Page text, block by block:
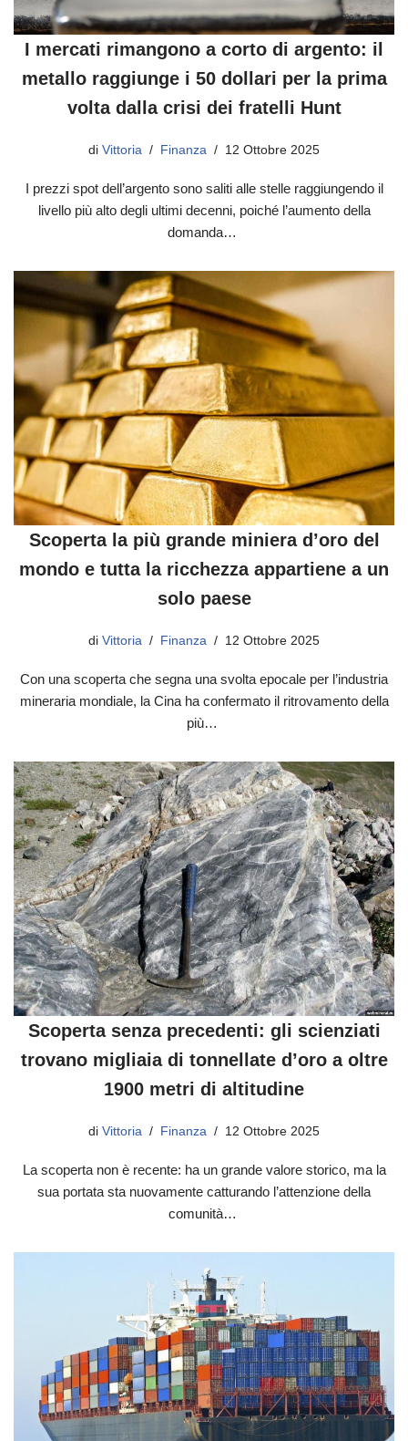
I mercati rimangono a corto di argento: il
metallo raggiunge i 50 dollari per la prima
volta dalla crisi dei fratelli Hunt
di Vittoria Finanza 12 Ottobre 2025
I prezzi spot dell’argento sono saliti alle stelle raggiungendo il
livello più alto degli ultimi decenni, poiché l’aumento della
domanda…
Scoperta la più grande miniera d’oro del
mondo e tutta la ricchezza appartiene a un
solo paese
di Vittoria Finanza 12 Ottobre 2025
Con una scoperta che segna una svolta epocale per l’industria
mineraria mondiale, la Cina ha confermato il ritrovamento della
più…
Scoperta senza precedenti: gli scienziati
trovano migliaia di tonnellate d’oro a oltre
1900 metri di altitudine
di Vittoria Finanza 12 Ottobre 2025
La scoperta non è recente: ha un grande valore storico, ma la
sua portata sta nuovamente catturando l’attenzione della
comunità…